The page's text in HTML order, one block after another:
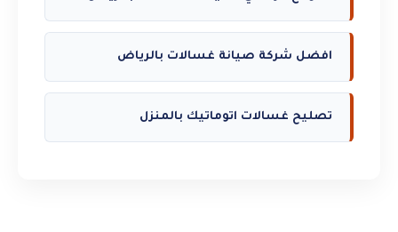
افضل شركة صيانة غسالات بالرياض
تصليح غسالات اتوماتيك بالمنزل